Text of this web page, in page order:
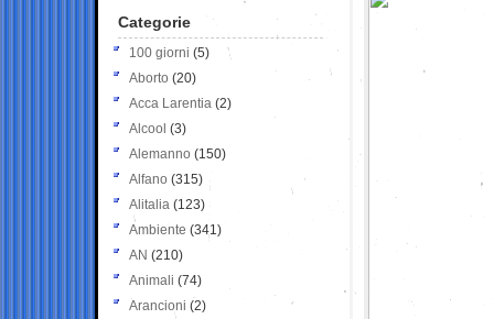
Categorie
100 giorni (5)
Aborto (20)
Acca Larentia (2)
Alcool (3)
Alemanno (150)
Alfano (315)
Alitalia (123)
Ambiente (341)
AN (210)
Animali (74)
Arancioni (2)